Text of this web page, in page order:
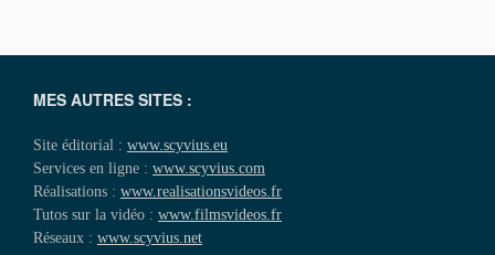
MES AUTRES SITES :
Site éditorial : www.scyvius.eu
Services en ligne : www.scyvius.com
Réalisations : www.realisationsvideos.fr
Tutos sur la vidéo : www.filmsvideos.fr
Réseaux : www.scyvius.net